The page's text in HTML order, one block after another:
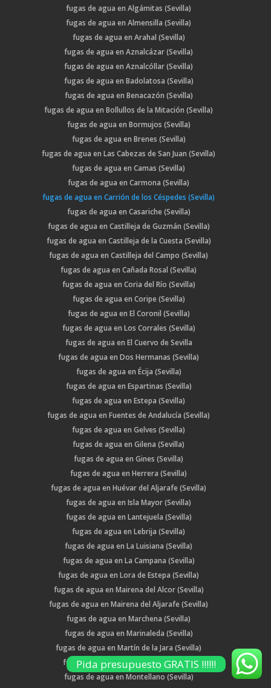
fugas de agua en Algámitas (Sevilla)
fugas de agua en Almensilla (Sevilla)
fugas de agua en Arahal (Sevilla)
fugas de agua en Aznalcázar (Sevilla)
fugas de agua en Aznalcóllar (Sevilla)
fugas de agua en Badolatosa (Sevilla)
fugas de agua en Benacazón (Sevilla)
fugas de agua en Bollullos de la Mitación (Sevilla)
fugas de agua en Bormujos (Sevilla)
fugas de agua en Brenes (Sevilla)
fugas de agua en Las Cabezas de San Juan (Sevilla)
fugas de agua en Camas (Sevilla)
fugas de agua en Carmona (Sevilla)
fugas de agua en Carrión de los Céspedes (Sevilla)
fugas de agua en Casariche (Sevilla)
fugas de agua en Castilleja de Guzmán (Sevilla)
fugas de agua en Castilleja de la Cuesta (Sevilla)
fugas de agua en Castilleja del Campo (Sevilla)
fugas de agua en Cañada Rosal (Sevilla)
fugas de agua en Coria del Río (Sevilla)
fugas de agua en Coripe (Sevilla)
fugas de agua en El Coronil (Sevilla)
fugas de agua en Los Corrales (Sevilla)
fugas de agua en El Cuervo de Sevilla
fugas de agua en Dos Hermanas (Sevilla)
fugas de agua en Écija (Sevilla)
fugas de agua en Espartinas (Sevilla)
fugas de agua en Estepa (Sevilla)
fugas de agua en Fuentes de Andalucía (Sevilla)
fugas de agua en Gelves (Sevilla)
fugas de agua en Gilena (Sevilla)
fugas de agua en Gines (Sevilla)
fugas de agua en Herrera (Sevilla)
fugas de agua en Huévar del Aljarafe (Sevilla)
fugas de agua en Isla Mayor (Sevilla)
fugas de agua en Lantejuela (Sevilla)
fugas de agua en Lebrija (Sevilla)
fugas de agua en La Luisiana (Sevilla)
fugas de agua en La Campana (Sevilla)
fugas de agua en Lora de Estepa (Sevilla)
fugas de agua en Mairena del Alcor (Sevilla)
fugas de agua en Mairena del Aljarafe (Sevilla)
fugas de agua en Marchena (Sevilla)
fugas de agua en Marinaleda (Sevilla)
fugas de agua en Martín de la Jara (Sevilla)
fugas de agua en Los Molares (Sevilla)
fugas de agua en Montellano (Sevilla)
Pida presupuesto GRATIS !!!!!!